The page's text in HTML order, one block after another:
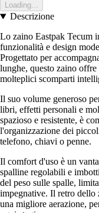
Loading...
Descrizione
Lo zaino Eastpak Tecum
funzionalità e design
Progettato per
lunghe, questo zaino
molteplici scomparti
Il suo volume generoso
libri, effetti personali e
spazioso e resistente, è
l'organizzazione dei
telefono, chiavi o penne.
Il comfort d'uso è un
spalline regolabili e
del peso sulle spalle,
impegnative. Il retro dello
una migliore aerazione,